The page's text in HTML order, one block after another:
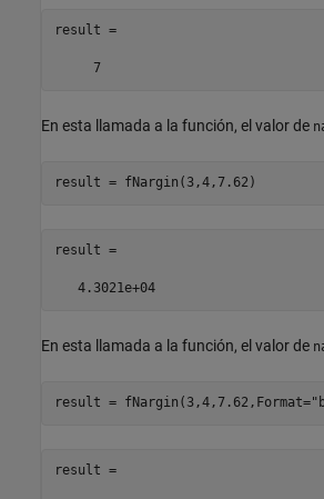
result =
     7
En esta llamada a la función, el valor de
result = fNargin(3,4,7.62)
result =
   4.3021e+04
En esta llamada a la función, el valor de
result = fNargin(3,4,7.62,Format=
result =